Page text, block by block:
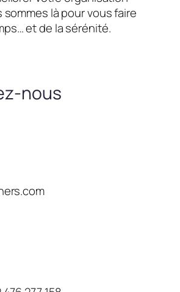
là pour vous faire
et de la sérénité.
nous